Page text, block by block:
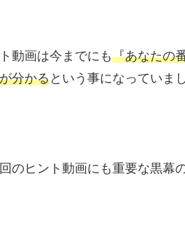
動画は今までにも『あなたの
分かるという事になっていま
のヒント動画にも重要な黒幕